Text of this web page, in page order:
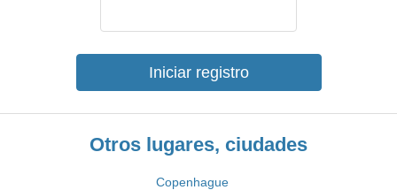
Iniciar registro
Otros lugares, ciudades
Copenhague